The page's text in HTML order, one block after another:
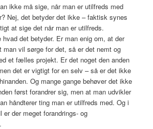
ikke må sige, når man er utilfreds med
Nej, det betyder det ikke – faktisk synes
at sige det når man er utilfreds.
hvad det betyder. Er man enig om, at der
man vil sørge for det, så er det nemt og
et fælles projekt. Er det noget den anden
det er vigtigt for en selv – så er det ikke
Og mange gange behøver det ikke
først forandrer sig, men at man udvikler
håndterer ting man er utilfreds med. Og i
er der meget forandrings- og